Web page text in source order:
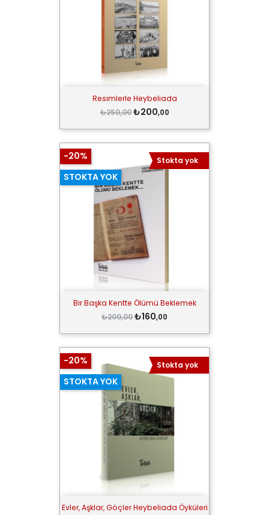
Resimlerle Heybeliada
₺250,00 ₺200,00
Stokta yok
Bir Başka Kentte Ölümü Beklemek
₺200,00₺160,00
-20%
STOKTA YOK
Stokta yok
Evler, Aşklar, Göçler Heybeliada Öyküleri
-20%
STOKTA YOK